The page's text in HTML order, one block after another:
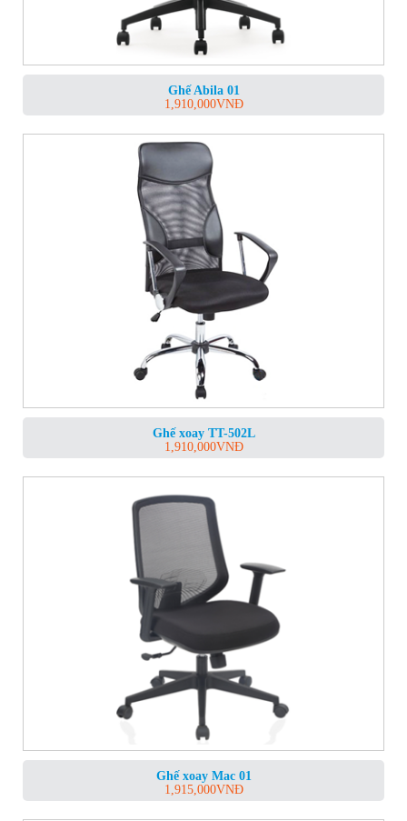
Ghế Abila 01
1,910,000VNĐ
Ghế xoay TT-502L
1,910,000VNĐ
Ghế xoay Mac 01
1,915,000VNĐ